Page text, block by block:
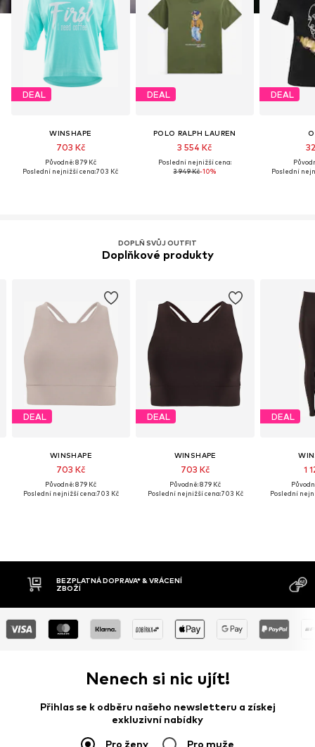
DEAL
WINSHAPE
703 Kč
Původně: 879 Kč
Poslední nejnižší cena:703 Kč
DEAL
POLO RALPH LAUREN
3 554 Kč
Poslední nejnižší cena:
3 949 Kč-10%
DEAL
Poslední
DOPLŇ SVŮJ OUTFIT
Doplňkové produkty
DEAL
WINSHAPE
703 Kč
Původně: 879 Kč
Poslední nejnižší cena:703 Kč
DEAL
WINSHAPE
703 Kč
Původně: 879 Kč
Poslední nejnižší cena:703 Kč
DEAL
1
Poslední
DOBÍRKA
MOŽNOST
Nenech si nic ujít!
Přihlas se k odběru našeho newsletteru a získej
exkluzivní nabídky
Pro ženy Pro muže